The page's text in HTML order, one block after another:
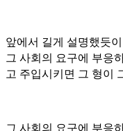
앞에서 길게 설명했듯
그 사회의 요구에 부응
고 주입시키면 그 형이
그 사회의 요구에 부응